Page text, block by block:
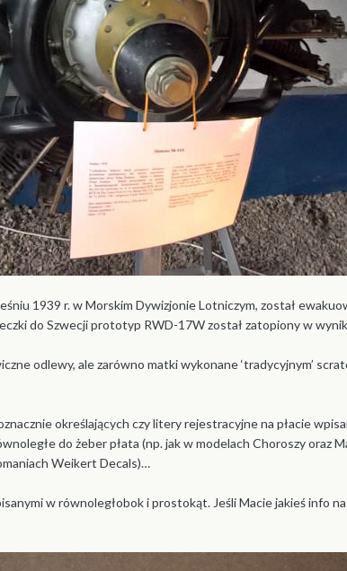
1939 r. w Morskim Dywizjonie Lotniczym, został
do Szwecji prototyp RWD-17W został zatopiony w
odlewy, ale zarówno matki wykonane ‘tradycyjnym’
określających czy litery rejestracyjne na płacie
do żeber płata (np. jak w modelach Choroszy oraz
Weikert Decals)…
w równoległobok i prostokąt. Jeśli Macie jakieś info